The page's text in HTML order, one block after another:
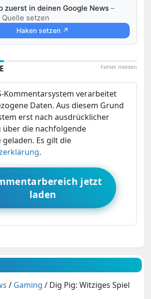
zuerst in deinen Google News –
setzen
Haken setzen ↗
Fehler melden
Kommentarsystem verarbeitet
Daten. Aus diesem Grund
erst nach ausdrücklicher
über die nachfolgende
geladen. Es gilt die
.
jetzt
laden
/ Gaming / Dig Pig: Witziges Spiel